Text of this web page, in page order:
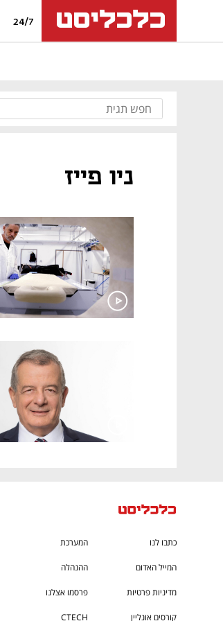
24/7
ניו פייז
כתבו לנו המערכת
המייל האדום ההנהלה
מדיניות פרטיות פרסמו אצלנו
קורסים אונליין CTECH